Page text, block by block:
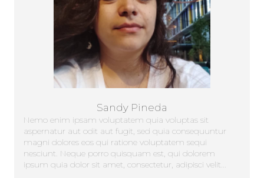
Sandy Pineda
Nemo enim ipsam voluptatem quia voluptas sit
aspernatur aut odit aut fugit, sed quia consequuntur
magni dolores eos qui ratione voluptatem sequi
nesciunt. Neque porro quisquam est, qui dolorem
ipsum quia dolor sit amet, consectetur, adipisci velit...